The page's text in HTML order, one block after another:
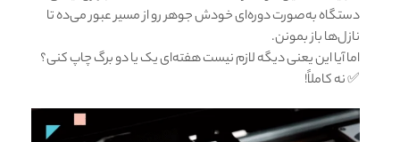
دستگاه به‌صورت دوره‌ای خودش جوهر رو از مسیر عبور می‌ده تا
نازل‌ها باز بمونن.
اما آیا این یعنی دیگه لازم نیست هفته‌ای یک یا دو برگ چاپ کنی؟
✅ نه کاملاً!